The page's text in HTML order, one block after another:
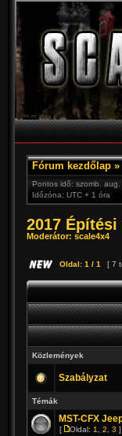
Fórum kezdőlap »
Pontos idő: szomb.
Időzóna: UTC + 1 óra
2017
Moderátor: scale4x4
Oldal: 1 / 1 [ 7
Közlemények
Szabályzat
Témák
MST-CFX
[ Oldal: 1 2 3 ]